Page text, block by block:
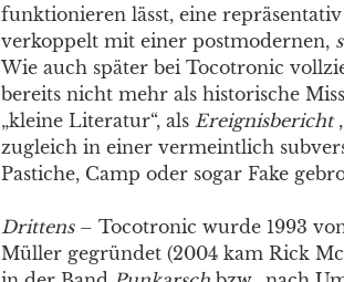
funktionieren lässt, eine
verkoppelt mit einer postmodernen,
Wie auch später bei Tocotronic
bereits nicht mehr als historische
„kleine Literatur“, als Ereignisbericht,
zugleich in einer vermeintlich
Pastiche, Camp oder sogar Fake
Drittens– Tocotronic wurde 1993
Müller gegründet (2004 kam Rick